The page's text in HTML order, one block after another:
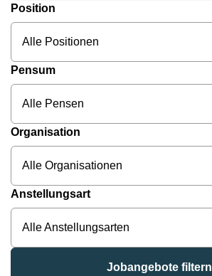
Position
Alle Positionen
Pensum
Alle Pensen
Organisation
Alle Organisationen
Anstellungsart
Alle Anstellungsarten
Jobangebote filtern